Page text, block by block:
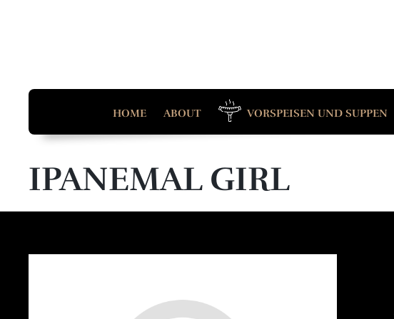
HOME ABOUT VORSPEISEN UND SUPPEN
IPANEMAL GIRL